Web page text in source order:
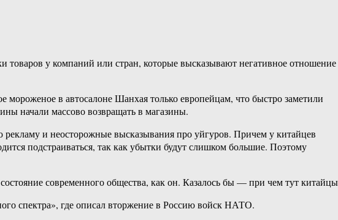
у компаний или стран, которые высказывают негативное отношение
мороженое в автосалоне Шанхая только европейцам, что быстро заметили
начали массово возвращать в магазины.
и неосторожные высказывания про уйгуров. Причем у китайцев
подстраиваться, так как убытки будут слишком большие. Поэтому
современного общества, как он. Казалось бы — при чем тут
спектра», где описал вторжение в Россию войск НАТО.